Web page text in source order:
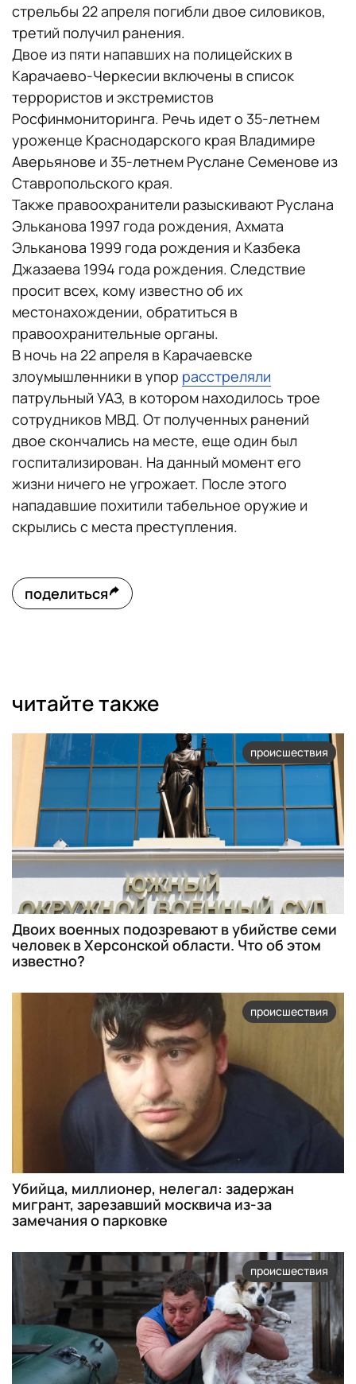
стрельбы 22 апреля погибли двое силовиков,
третий получил ранения.
Двое из пяти напавших на полицейских в
Карачаево-Черкесии включены в список
террористов и экстремистов
Росфинмониторинга. Речь идет о 35-летнем
уроженце Краснодарского края Владимире
Аверьянове и 35-летнем Руслане Семенове из
Ставропольского края.
Также правоохранители разыскивают Руслана
Эльканова 1997 года рождения, Ахмата
Эльканова 1999 года рождения и Казбека
Джазаева 1994 года рождения. Следствие
просит всех, кому известно об их
местонахождении, обратиться в
правоохранительные органы.
В ночь на 22 апреля в Карачаевске
злоумышленники в упор расстреляли
патрульный УАЗ, в котором находилось трое
сотрудников МВД. От полученных ранений
двое скончались на месте, еще один был
госпитализирован. На данный момент его
жизни ничего не угрожает. После этого
нападавшие похитили табельное оружие и
скрылись с места преступления.
поделиться
читайте также
происшествия
Двоих военных подозревают в убийстве семи
человек в Херсонской области. Что об этом
известно?
происшествия
Убийца, миллионер, нелегал: задержан
мигрант, зарезавший москвича из-за
замечания о парковке
происшествия